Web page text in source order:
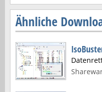
Ähnliche